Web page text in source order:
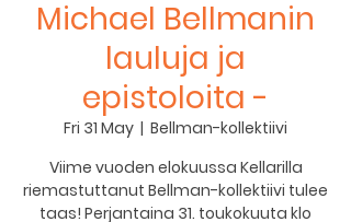
Michael Bellmanin
lauluja ja
epistoloita -
Fri 31 May
  |
Bellman-kollektiivi
Viime vuoden elokuussa Kellarilla
riemastuttanut Bellman-kollektiivi tulee
taas! Perjantaina 31. toukokuuta klo